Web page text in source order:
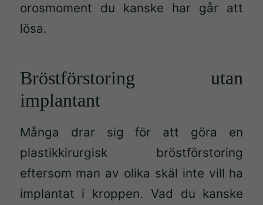
orosmoment du kanske har går att
lösa.
Bröstförstoring utan
implantant
Många drar sig för att göra en
plastikkirurgisk bröstförstoring
eftersom man av olika skäl inte vill ha
implantat i kroppen. Vad du kanske